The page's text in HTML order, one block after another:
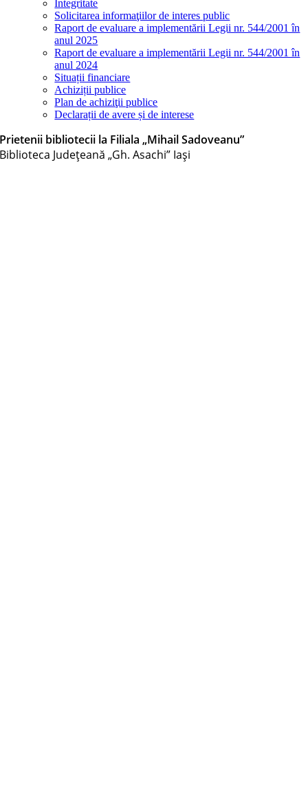
Integritate
Solicitarea informaţiilor de interes public
Raport de evaluare a implementării Legii nr. 544/2001 în
anul 2025
Raport de evaluare a implementării Legii nr. 544/2001 în
anul 2024
Situații financiare
Achiziții publice
Plan de achiziţii publice
Declarații de avere și de interese
Prietenii bibliotecii la Filiala „Mihail Sadoveanu”
Biblioteca Judeţeană „Gh. Asachi” Iaşi